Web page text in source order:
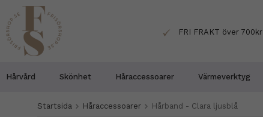
FRI FRAKT över 700kr
Hårvård Skönhet Håraccessoarer Värmeverktyg
Startsida Håraccessoarer Hårband - Clara ljusblå